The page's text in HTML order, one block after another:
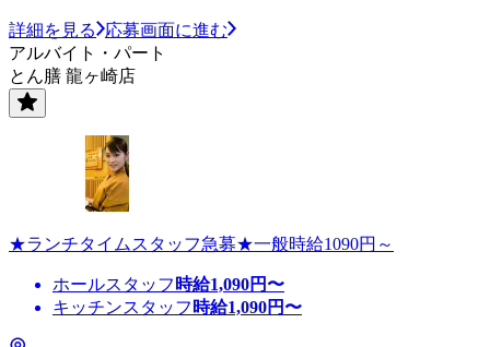
詳細を見る
応募画面に進む
アルバイト・パート
とん膳 龍ヶ崎店
★ランチタイムスタッフ急募★一般時給1090円～
ホールスタッフ 時給1,090円〜
キッチンスタッフ 時給1,090円〜